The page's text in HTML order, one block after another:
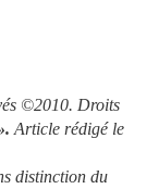
©2010. Droits
Article rédigé le
distinction du